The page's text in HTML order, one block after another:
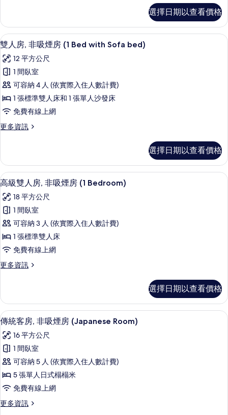
的
所
有
相
片
房,
非
吸
房
的
詳
情
選擇日期以查看價格
顯
示
雙
人
房,
非
煙
(1
Bed
with
Sofa
bed)
的
所
有
相
片
雙人房, 非吸煙房 (1 Bed with Sofa
7
雙人房, 非吸煙房 (1 Bed with Sofa bed)
12 平方公尺
1 間臥室
可容納 4 人 (依實際入住人數計費)
1 張標準雙人床和 1 張單人沙發床
免費有線上網
更多資訊
更
房,
非
吸
房
(1
Bed
with
Sofa
bed)
的
詳
選擇日期以查看價格
顯
示
高
級
雙
人
非
煙
房
(1
Bedroom)
的
所
有
相
片
高級雙人房, 非吸煙房 (1 Bedroom) |
6
高級雙人房, 非吸煙房 (1 Bedroom)
18 平方公尺
1 間臥室
可容納 3 人 (依實際入住人數計費)
1 張標準雙人床
免費有線上網
更多資訊
更
雙
人
房,
非
吸
煙
房
(1
Bedroom)
的
詳
情
選擇日期以查看價格
顯
示
傳
統
客
房,
吸
傳統客房, 非吸煙房 (Japanese
7
傳統客房, 非吸煙房 (Japanese Room)
16 平方公尺
1 間臥室
可容納 5 人 (依實際入住人數計費)
5 張單人日式榻榻米
免費有線上網
更多資訊
更